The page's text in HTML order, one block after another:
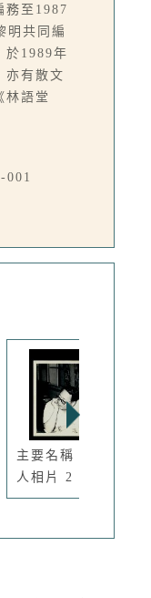
務至1987
明共同編
於1989年
亦有散文
林語堂
001
主要名稱：田原及友
人相片 2